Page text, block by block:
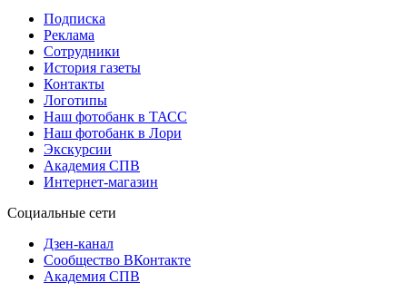
Подписка
Реклама
Сотрудники
История газеты
Контакты
Логотипы
Наш фотобанк в ТАСС
Наш фотобанк в Лори
Экскурсии
Академия СПВ
Интернет-магазин
Социальные сети
Дзен-канал
Сообщество ВКонтакте
Академия СПВ